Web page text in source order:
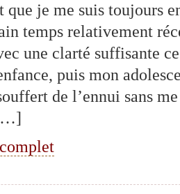
je me suis toujours
temps relativement
une clarté suffisante
puis mon
de l’ennui sans